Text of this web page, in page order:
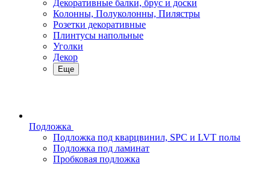
Декоративные балки, брус и доски
Колонны, Полуколонны, Пилястры
Розетки декоративные
Плинтусы напольные
Уголки
Декор
Еще
Подложка
Подложка под кварцвинил, SPC и LVT полы
Подложка под ламинат
Пробковая подложка